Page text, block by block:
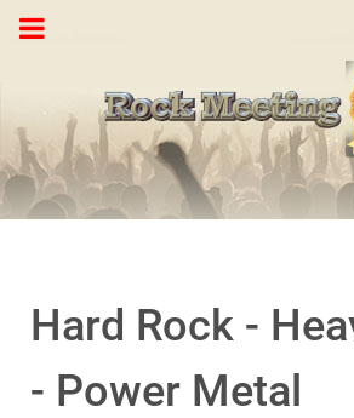
Hard Rock -
- Power Metal